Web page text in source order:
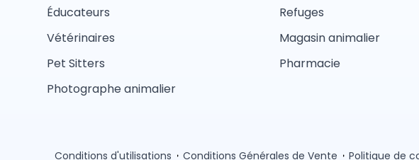
Éducateurs
Vétérinaires
Pet Sitters
Photographe animalier
Refuges
Magasin animalier
Pharmacie
Conditions d'utilisations Conditions Générales de Vente Politique de